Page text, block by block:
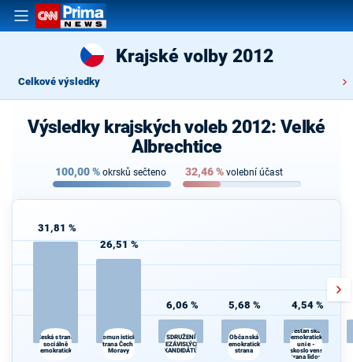
Krajské volby 2012
Celkové výsledky
Výsledky krajských voleb 2012: Velké
Albrechtice
100,00% okrsků sečteno 32,46% volební účast
31,81 %
Česká strana
sociálně
demokratická
26,51 %
Komunistická
strana Čech a
Moravy
6,06 %
SDRUŽENÍ
NEZÁVISLÝCH
KANDIDÁTŮ
5,68 %
Občanská
demokratická
strana
4,54 %
Křesťanská a
demokratická
unie -
Československá
strana lidová